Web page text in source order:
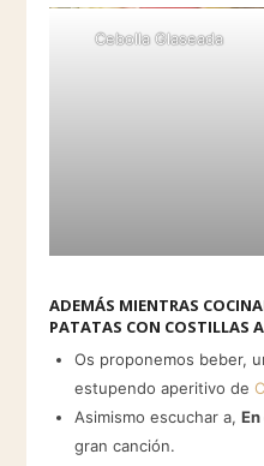
Cebolla Glaseada
ADEMÁS MIENTRAS
PATATAS CON COSTILLAS
Os proponemos beber,
estupendo aperitivo de
Asimismo escuchar a,
gran canción.